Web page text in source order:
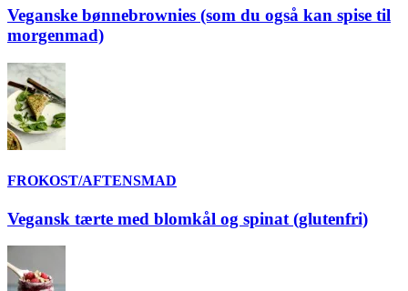
Veganske bønnebrownies (som du også kan spise til
morgenmad)
FROKOST/AFTENSMAD
Vegansk tærte med blomkål og spinat (glutenfri)